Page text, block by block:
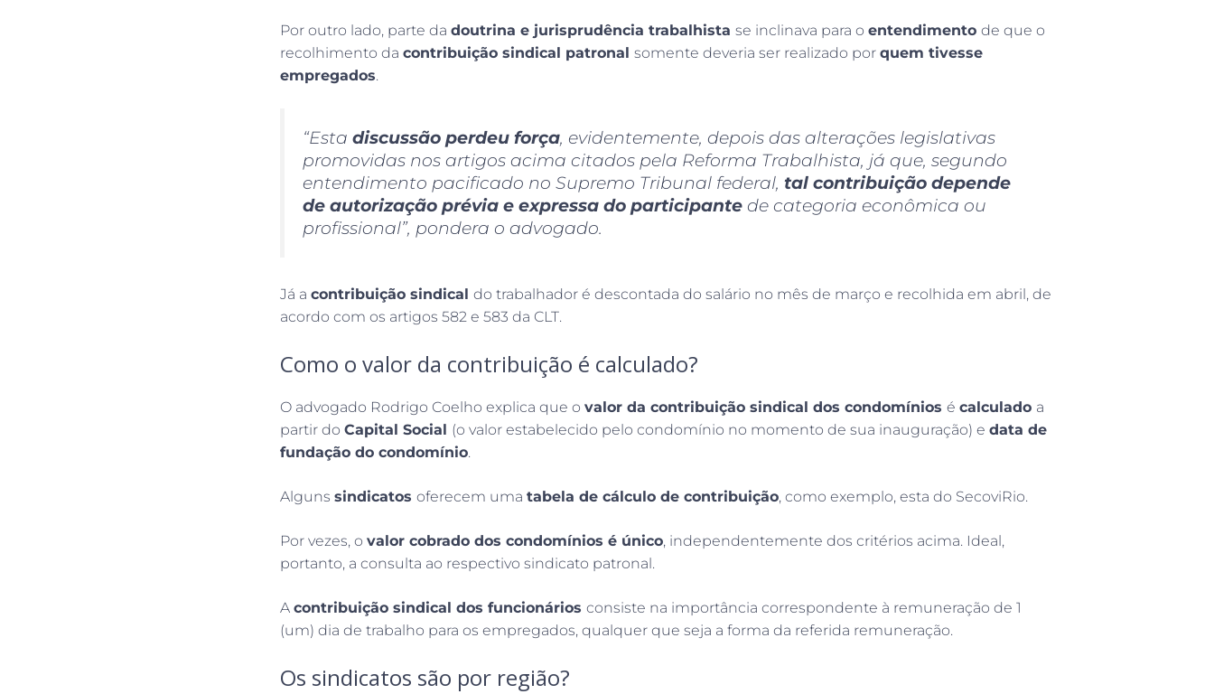
Por outro lado, parte da doutrina e jurisprudência trabalhista se inclinava para o entendimento de que o
recolhimento da contribuição sindical patronal somente deveria ser realizado por quem tivesse
empregados.
“Esta discussão perdeu força, evidentemente, depois das alterações legislativas
promovidas nos artigos acima citados pela Reforma Trabalhista, já que, segundo
entendimento pacificado no Supremo Tribunal federal, tal contribuição depende
de autorização prévia e expressa do participante de categoria econômica ou
profissional”, pondera o advogado.
Já a contribuição sindical do trabalhador é descontada do salário no mês de março e recolhida em abril, de
acordo com os artigos 582 e 583 da CLT.
Como o valor da contribuição é calculado?
O advogado Rodrigo Coelho explica que o valor da contribuição sindical dos condomínios é calculado a
partir do Capital Social (o valor estabelecido pelo condomínio no momento de sua inauguração) e data de
fundação do condomínio.
Alguns sindicatos oferecem uma tabela de cálculo de contribuição, como exemplo, esta do SecoviRio.
Por vezes, o valor cobrado dos condomínios é único, independentemente dos critérios acima. Ideal,
portanto, a consulta ao respectivo sindicato patronal.
A contribuição sindical dos funcionários consiste na importância correspondente à remuneração de 1
(um) dia de trabalho para os empregados, qualquer que seja a forma da referida remuneração.
Os sindicatos são por região?